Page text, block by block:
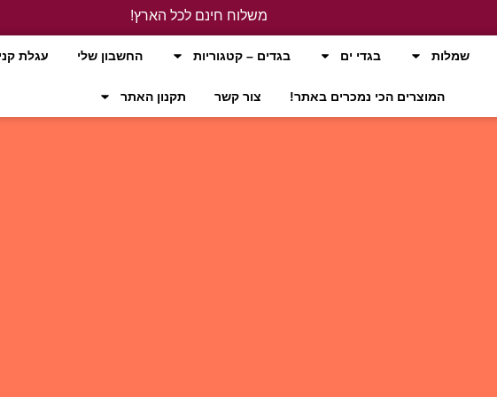
משלוח חינם לכל הארץ!
שמלות בגדי ים בגדים – קטגוריות החשבון שלי עגלת
המוצרים הכי נמכרים באתר! צור קשר תקנון האתר